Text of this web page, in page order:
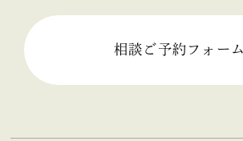
相談ご予約フォーム